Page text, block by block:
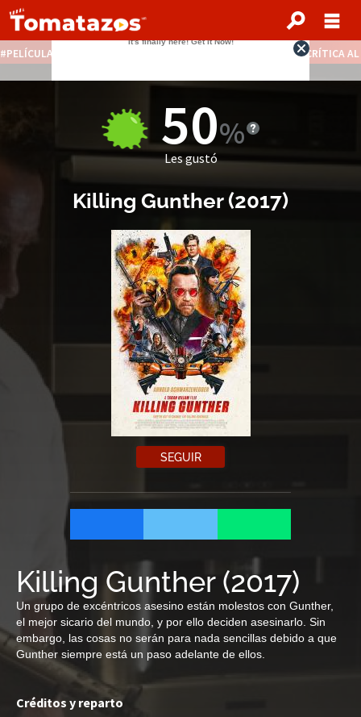
PELÍCULAS STREAMING GRATIS CRÍTICA
50
Les gustó
Killing Gunther(2017)
SEGUIR
Killing Gunther (2017)
Un grupo de excéntricos asesino están molestos con Gunther,
el mejor sicario del mundo, y por ello deciden asesinarlo. Sin
embargo, las cosas no serán para nada sencillas debido a que
Gunther siempre está un paso adelante de ellos.
Créditos y reparto